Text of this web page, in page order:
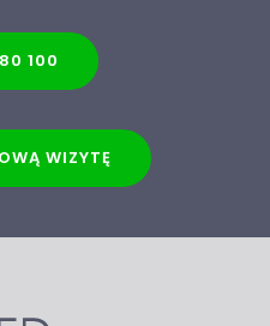
100
WIZYTĘ